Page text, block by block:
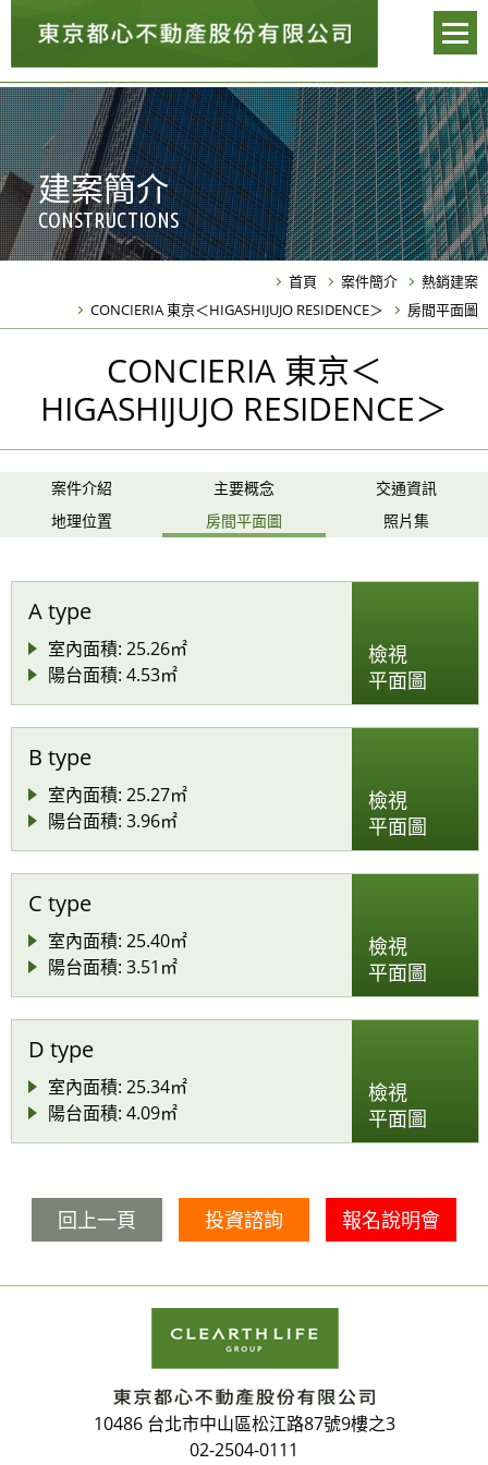
建案簡介
CONSTRUCTIONS
首頁 案件簡介
熱銷建案
CONCIERIA 東京＜HIGASHIJUJO RESIDENCE＞
房間平面圖
CONCIERIA 東京＜
HIGASHIJUJO RESIDENCE＞
案件介紹 主要概念
交通資訊
地理位置
房間平面圖 照片集
A type
室內面積: 25.26㎡
陽台面積: 4.53㎡
檢視
平面圖
B type
室內面積: 25.27㎡
陽台面積: 3.96㎡
檢視
平面圖
C type
室內面積: 25.40㎡
陽台面積: 3.51㎡
檢視
平面圖
D type
室內面積: 25.34㎡
陽台面積: 4.09㎡
檢視
平面圖
回上一頁 投資諮詢 報名說明會
10486 台北市中山區松江路87號9樓之3
02-2504-0111